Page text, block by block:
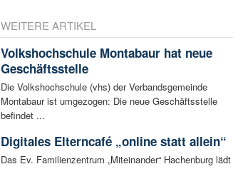
WEITERE ARTIKEL
Volkshochschule Montabaur hat neue
Geschäftsstelle
Die Volkshochschule (vhs) der Verbandsgemeinde
Montabaur ist umgezogen: Die neue Geschäftsstelle
befindet ...
Digitales Elterncafé „online statt allein“
Das Ev. Familienzentrum „Miteinander“ Hachenburg lädt